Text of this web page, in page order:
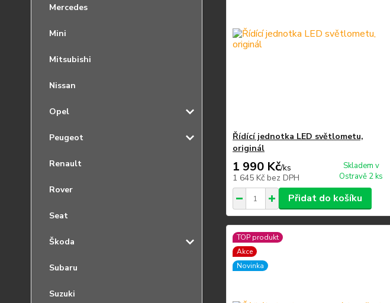
Mercedes
Mini
Mitsubishi
Nissan
Opel
Peugeot
Renault
Rover
Seat
Škoda
Subaru
Suzuki
Řídící jednotka LED světlometu,
originál
1 990 Kč/ks
1 645 Kč bez DPH
Skladem v
Ostravě 2 ks
Přidat do košíku
TOP produkt
Akce
Novinka